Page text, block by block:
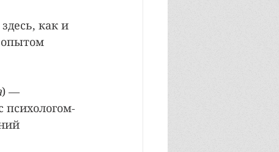
как и
опытом
) —
психологом-